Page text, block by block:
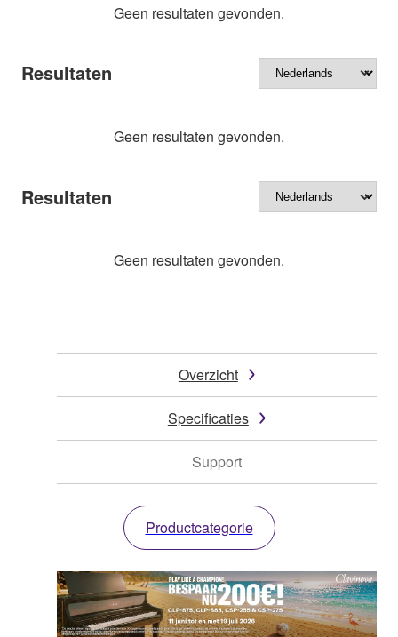
Geen resultaten gevonden.
Resultaten
Geen resultaten gevonden.
Resultaten
Geen resultaten gevonden.
Overzicht
Specificaties
Support
Productcategorie